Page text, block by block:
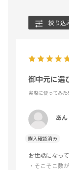
絞り込
御中元に選
実際に使ってみた
あん
購入確認済み
お世話になっ
・そこそこ数